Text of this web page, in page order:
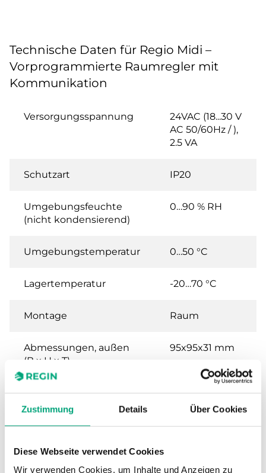
Zustimmung Details Über Cookies
Diese Webseite verwendet Cookies
Wir verwenden Cookies, um Inhalte und Anzeigen zu
Technische Daten für Regio Midi –
Vorprogrammierte Raumregler mit
Kommunikation
Versorgungsspannung
24VAC (18...30 V
AC 50/60Hz / ),
2.5 VA
Schutzart IP20
Umgebungsfeuchte
(nicht kondensierend)
0…90 % RH
Umgebungstemperatur 0…50 °C
Lagertemperatur -20…70 °C
Montage Raum
Abmessungen, außen
(B x H x T)
95x95x31 mm
Gewicht, inkl.
Verpackung
0.11 kg